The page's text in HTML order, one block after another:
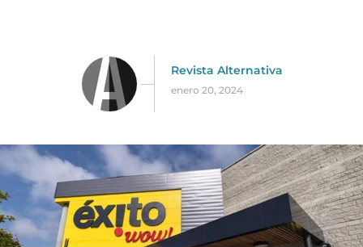
Revista Alternativa
enero 20, 2024